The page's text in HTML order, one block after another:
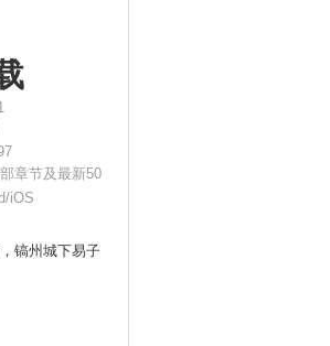
章节及最新50
iOS
镐州城下易子